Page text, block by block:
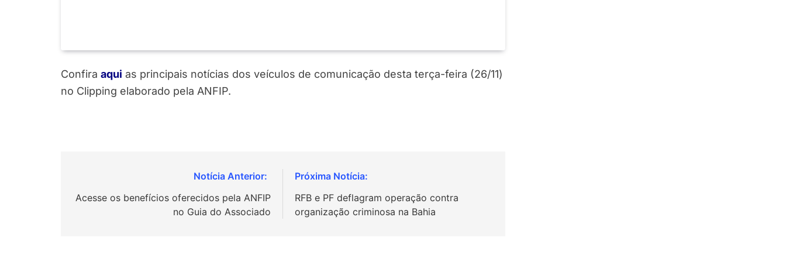
Confira aqui as principais notícias dos veículos de comunicação desta terça-feira (26/11)
no Clipping elaborado pela ANFIP.
de
Acesse os benefícios oferecidos pela ANFIP
no Guia do Associado
RFB e PF deflagram operação contra
organização criminosa na Bahia